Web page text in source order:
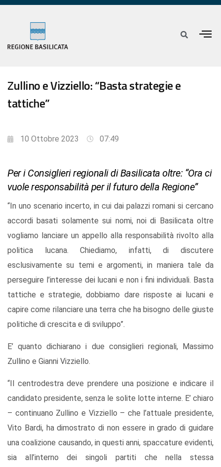
Zullino e Vizziello: “Basta strategie e
tattiche”
10 Ottobre 2023 07:49
Per i Consiglieri regionali di Basilicata oltre: “Ora ci
vuole responsabilità per il futuro della Regione”
“In uno scenario incerto, in cui dai palazzi romani si cercano
accordi basati solamente sui nomi, noi di Basilicata oltre
vogliamo lanciare un appello alla responsabilità rivolto alla
politica lucana. Chiediamo, infatti, di discutere
esclusivamente su temi e argomenti, in maniera tale da
perseguire l’interesse dei lucani e non i fini individuali. Basta
tattiche e strategie, dobbiamo dare risposte ai lucani e
capire come rilanciare una terra che ha bisogno delle giuste
politiche di crescita e di sviluppo”.
E’ quanto dichiarano i due consiglieri regionali, Massimo
Zullino e Gianni Vizziello.
“Il centrodestra deve prendere una posizione e indicare il
candidato presidente, senza le solite lotte interne. E’ chiaro
– continuano Zullino e Vizziello – che l’attuale presidente,
Vito Bardi, ha dimostrato di non essere in grado di guidare
una coalizione causando, in questi anni, spaccature evidenti,
sia all’interno dei singoli partiti che nella stessa